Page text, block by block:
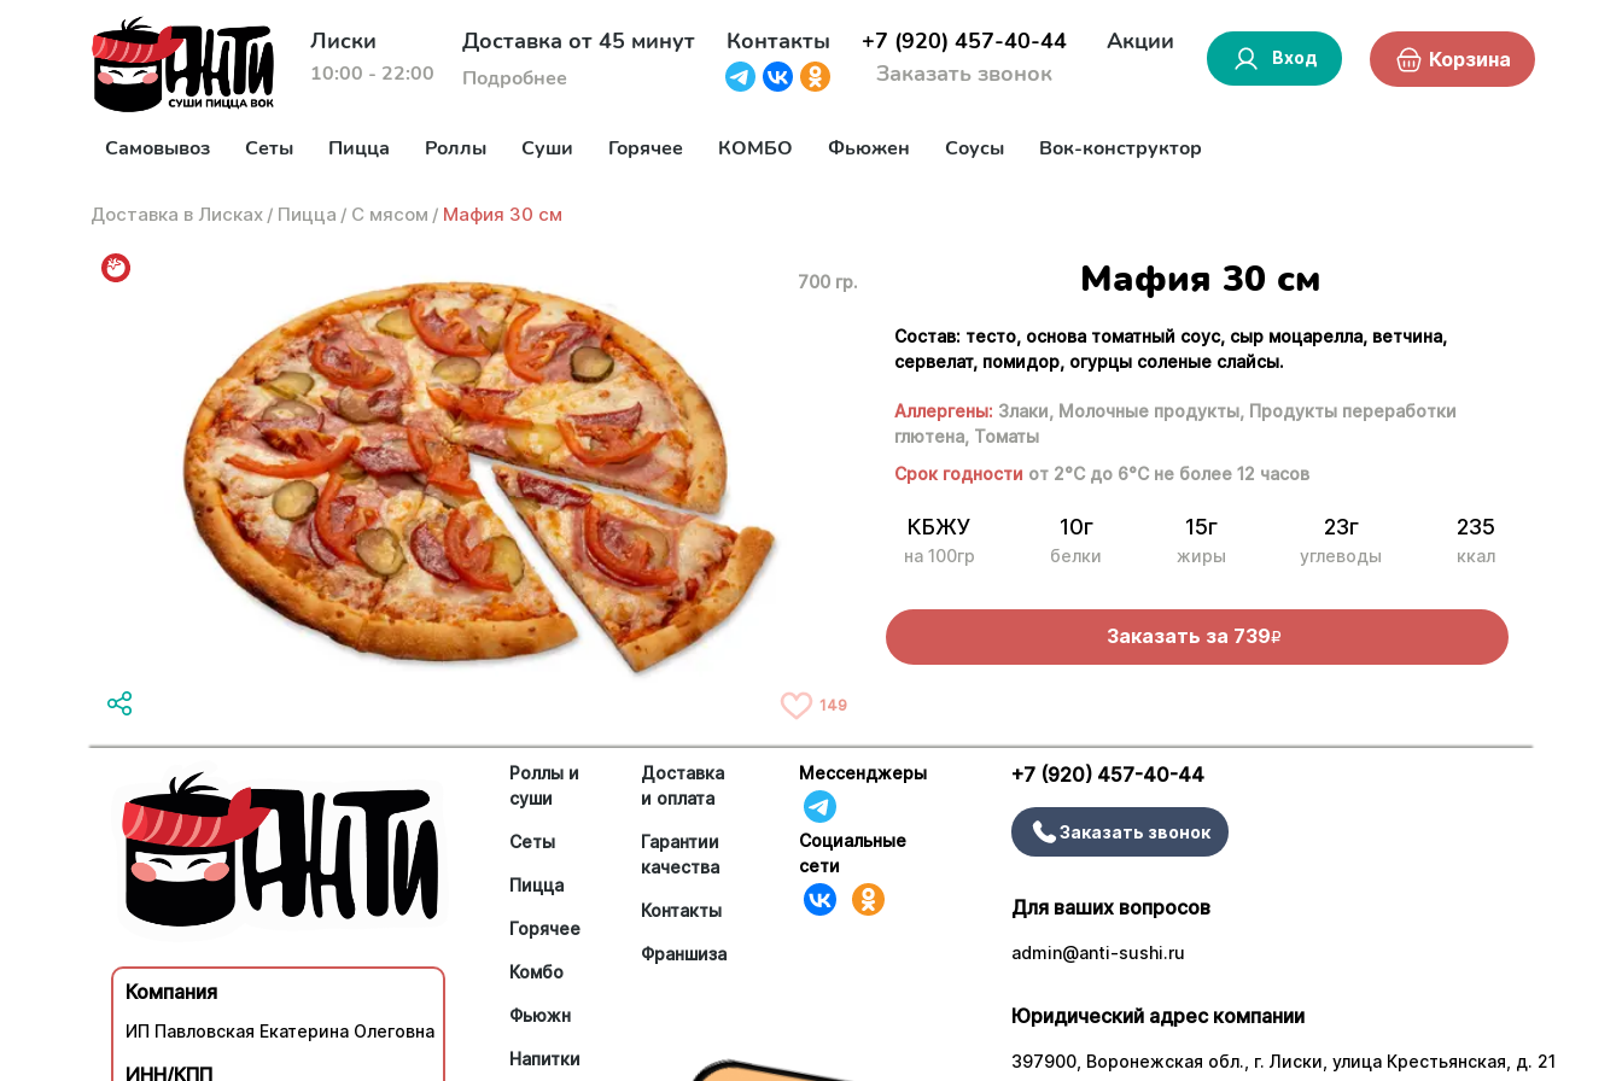
Лиски
10:00 - 22:00
Доставка от 45 минут
Подробнее
Контакты
+7 (920) 457-40-44
Заказать звонок
Акции
Вход Корзина
Самовывоз Сеты Пицца Роллы Суши Горячее КОМБО Фьюжен Соусы Вок-конструктор
Доставка в Лисках / Пицца / С мясом / Мафия 30 см
700 гр.
149
Мафия 30 см
Состав: тесто, основа томатный соус, сыр моцарелла, ветчина,
сервелат, помидор, огурцы соленые слайсы.
Аллергены: Злаки, Молочные продукты, Продукты переработки
глютена, Томаты
Срок годности от 2°С до 6°С не более 12 часов
КБЖУ
на 100гр
10г
белки
15г
жиры
23г
углеводы
235
ккал
Заказать за 739R
Компания
ИП Павловская Екатерина Олеговна
ИНН/КПП
Роллы и
суши
Сеты
Пицца
Горячее
Комбо
Фьюжн
Напитки
Доставка
и оплата
Гарантии
качества
Контакты
Франшиза
Мессенджеры
Социальные
сети
+7 (920) 457-40-44
Заказать звонок
Для ваших вопросов
admin@anti-sushi.ru
Юридический адрес компании
397900, Воронежская обл., г. Лиски, улица Крестьянская, д. 21